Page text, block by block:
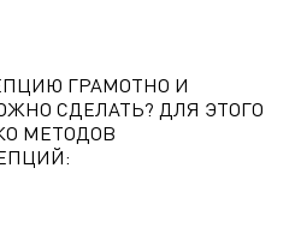
ГРАМОТНО И
СДЕЛАТЬ? ДЛЯ ЭТОГО
МЕТОДОВ